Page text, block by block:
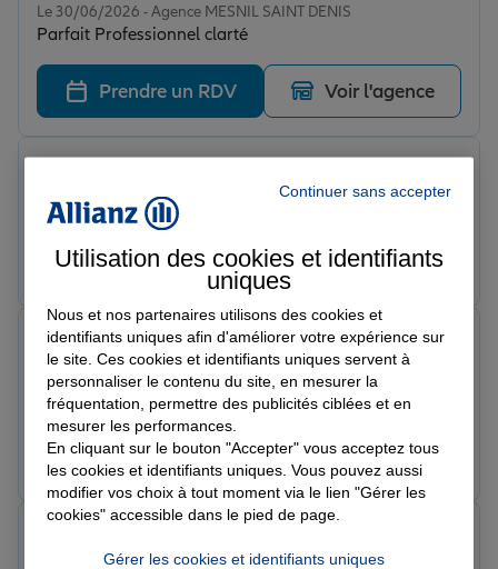
Le 30/06/2026 - Agence MESNIL SAINT DENIS
Parfait Professionnel clarté
Prendre un RDV Voir l'agence
Le 27/06/2026 - Agence MESNIL SAINT DENIS
Prendre un RDV Voir l'agence
Note de 5 sur 5
Le 17/06/2026 - Agence MESNIL SAINT DENIS
Mesnil
mounir o.
Prendre un RDV Voir l'agence
Continuer sans accepter
Utilisation des cookies et identifiants
uniques
Nous et nos partenaires utilisons des cookies et
identifiants uniques afin d'améliorer votre expérience sur
le site. Ces cookies et identifiants uniques servent à
personnaliser le contenu du site, en mesurer la
fréquentation, permettre des publicités ciblées et en
mesurer les performances.
En cliquant sur le bouton "Accepter" vous acceptez tous
les cookies et identifiants uniques. Vous pouvez aussi
modifier vos choix à tout moment via le lien "Gérer les
cookies" accessible dans le pied de page.
Gérer les cookies et identifiants uniques